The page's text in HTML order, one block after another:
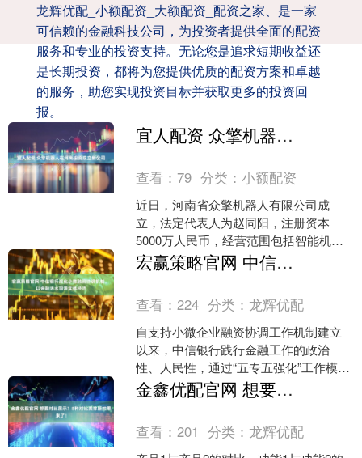
龙辉优配_小额配资_大额配资_配资之家、是一家
可信赖的金融科技公司，为投资者提供全面的配资
服务和专业的投资支持。无论您是追求短期收益还
是长期投资，都将为您提供优质的配资方案和卓越
的服务，助您实现投资目标并获取更多的投资回
报。
宜人配资 众擎机器人在河南投资成立新公司
查看：79 分类：小额配资
近日，河南省众擎机器人有限公司成
立，法定代表人为赵同阳，注册资本
5000万人民币，经营范围包括智能机器
人的研发、智能机器人销售、工业机器
人销售、工业机器人制造等....
宏赢策略官网 中信银行深化小微融资协调机制， 以金融活水润泽实体经济
查看：224 分类： 龙辉优配
自支持小微企业融资协调工作机制建立
以来，中信银行践行金融工作的政治
性、人民性，通过“五专五强化”工作模
式，系统化推动工作机制落地、落实、
落细，服务更多的小微企业....
金鑫优配官网 想要对比展示？8种对比类排版效果来了！
查看：201 分类： 龙辉优配